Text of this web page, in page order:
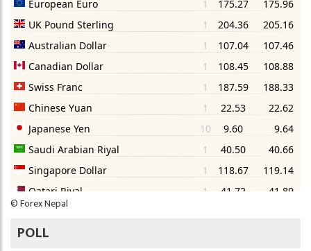
©Forex Nepal
POLL